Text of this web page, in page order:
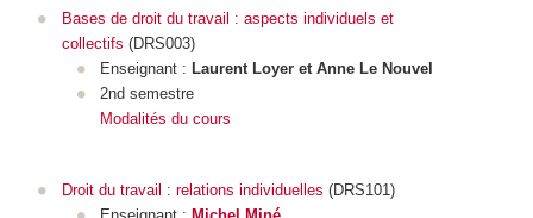
Bases de droit du travail : aspects individuels et
collectifs (DRS003)
Enseignant : Laurent Loyer et Anne Le Nouvel
2nd semestre
Modalités du cours
Droit du travail : relations individuelles (DRS101)